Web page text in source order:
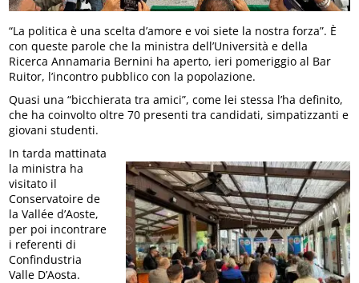
“La politica è una scelta d’amore e voi siete la nostra forza”. È
con queste parole che la ministra dell’Università e della
Ricerca Annamaria Bernini ha aperto, ieri pomeriggio al Bar
Ruitor, l’incontro pubblico con la popolazione.
Quasi una “bicchierata tra amici”, come lei stessa l’ha definito,
che ha coinvolto oltre 70 presenti tra candidati, simpatizzanti e
giovani studenti.
In tarda mattinata
la ministra ha
visitato il
Conservatoire de
la Vallée d’Aoste,
per poi incontrare
i referenti di
Confindustria
Valle D’Aosta.